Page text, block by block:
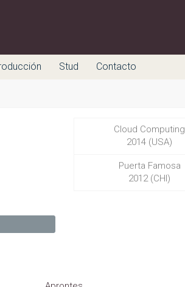
Stud Contacto
Cloud Computing
2014 (USA)
Puerta Famosa
2012 (CHI)